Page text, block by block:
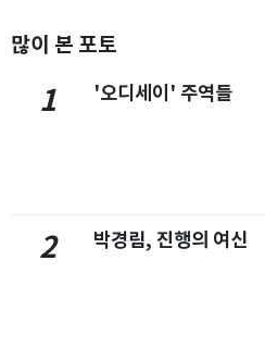
많이 본 포토
1 '오디세이' 주역들
2 박경림, 진행의 여신